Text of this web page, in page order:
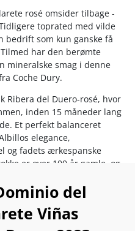
rosé omsider tilbage -
toprated med vilde
bedrift som kun ganske få
har den berømte
mineralske smag i denne
Coche Dury.
Ribera del Duero-rosé, hvor
inden 15 måneder lang
Et perfekt balanceret
elegance,
og fadets ærkespanske
er over 100 år gamle, og
flintet
ved at minimere
del
Viñas